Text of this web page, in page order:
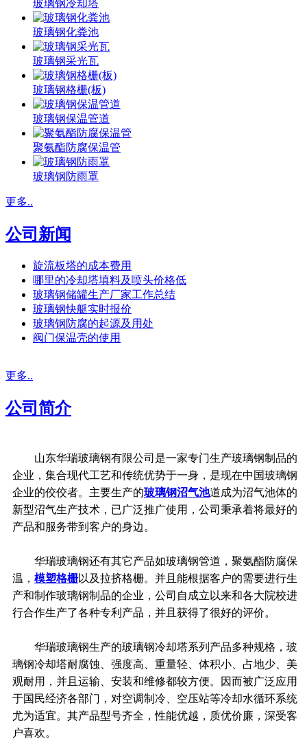
玻璃钢冷却塔
玻璃钢化粪池
玻璃钢采光瓦
玻璃钢格栅(板)
玻璃钢保温管道
聚氨酯防腐保温管
玻璃钢防雨罩
更多..
公司新闻
旋流板塔的成本费用
哪里的冷却塔填料及喷头价格低
玻璃钢储罐生产厂家工作总结
玻璃钢快艇实时报价
玻璃钢防腐的起源及用处
阀门保温壳的使用
更多..
公司简介
山东华瑞玻璃钢有限公司是一家专门生产玻璃钢制品的
企业，集合现代工艺和传统优势于一身，是现在中国玻璃钢
企业的佼佼者。主要生产的玻璃钢沼气池道成为沼气池体的
新型沼气生产技术，已广泛推广使用，公司秉承着将最好的
产品和服务带到客户的身边。
华瑞玻璃钢还有其它产品如玻璃钢管道，聚氨酯防腐保
温， 模塑格栅以及拉挤格栅。并且能根据客户的需要进行生
产和制作玻璃钢制品的企业，公司自成立以来和各大院校进
行合作生产了各种专利产品，并且获得了很好的评价。
华瑞玻璃钢生产的玻璃钢冷却塔系列产品多种规格，玻
璃钢冷却塔耐腐蚀、强度高、重量轻、体积小、占地少、美
观耐用，并且运输、安装和维修都较方便。因而被广泛应用
于国民经济各部门，对空调制冷、空压站等冷却水循环系统
尤为适宜。其产品型号齐全，性能优越，质优价廉，深受客
户喜欢。